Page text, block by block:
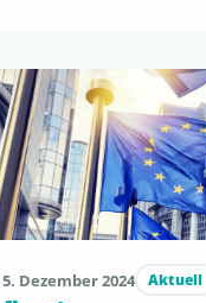
ausstehenden
Direktiven. Absolute
5. Dezember 2024 Aktuell